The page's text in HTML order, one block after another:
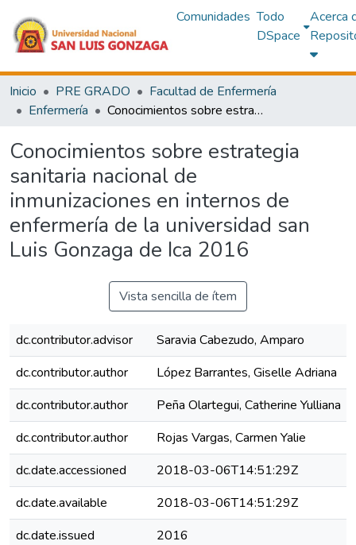
Comunidades Todo
DSpace
Acerca
Inicio PRE GRADO
Facultad de Enfermería
Enfermería
Conocimientos sobre estrategia sanitaria nacional de inmunizaciones en internos de enfermería de la universidad san Luis Gonzaga de Ica 2016
Conocimientos sobre estrategia
sanitaria nacional de
inmunizaciones en internos de
enfermería de la universidad san
Luis Gonzaga de Ica 2016
Vista sencilla de ítem
dc.contributor.advisor
Saravia Cabezudo, Amparo
dc.contributor.author
López Barrantes, Giselle Adriana
dc.contributor.author
Peña Olartegui, Catherine Yulliana
dc.contributor.author
Rojas Vargas, Carmen Yalie
dc.date.accessioned
2018-03-06T14:51:29Z
dc.date.available
2018-03-06T14:51:29Z
dc.date.issued
2016